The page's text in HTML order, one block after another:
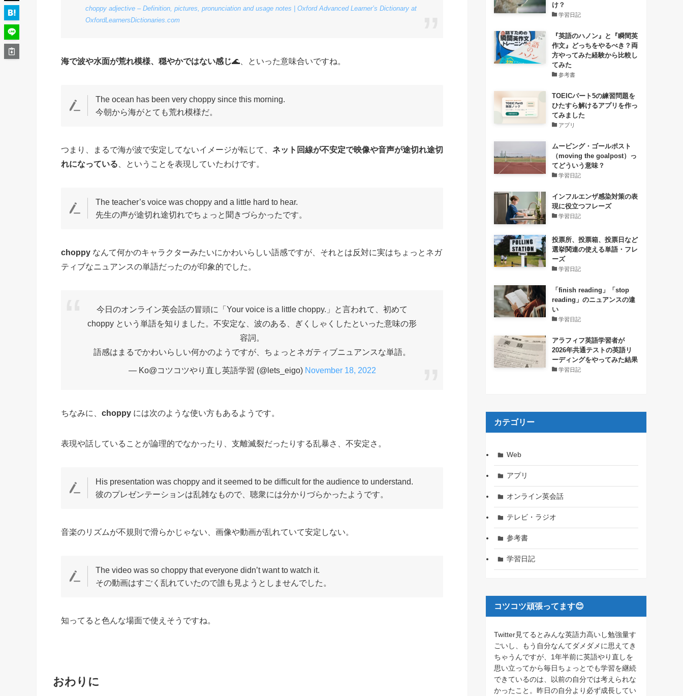
choppy adjective – Definition, pictures, pronunciation and usage notes | Oxford Advanced Learner’s Dictionary at
OxfordLearnersDictionaries.com
海で波や水面が荒れ模様、穏やかではない感じ🌊、といった意味合いですね。
The ocean has been very choppy since this morning.
今朝から海がとても荒れ模様だ。
つまり、まるで海が波で安定してないイメージが転じて、 ネット回線が不安定で映像や音声が途切れ途切
れになっている 、ということを表現していたわけです。
The teacher’s voice was choppy and a little hard to hear.
先生の声が途切れ途切れでちょっと聞きづらかったです。
choppy なんて何かのキャラクターみたいにかわいらしい語感ですが、それとは反対に実はちょっとネガ
ティブなニュアンスの単語だったのが印象的でした。
今日のオンライン英会話の冒頭に「Your voice is a little choppy.」と言われて、初めて
choppy という単語を知りました。不安定な、波のある、ぎくしゃくしたといった意味の形
容詞。
語感はまるでかわいらしい何かのようですが、ちょっとネガティブニュアンスな単語。
— Ko@コツコツやり直し英語学習 (@lets_eigo) November 18, 2022
ちなみに、 choppy には次のような使い方もあるようです。
表現や話していることが論理的でなかったり、支離滅裂だったりする乱暴さ、不安定さ。
His presentation was choppy and it seemed to be difficult for the audience to understand.
彼のプレゼンテーションは乱雑なもので、聴衆には分かりづらかったようです。
音楽のリズムが不規則で滑らかじゃない、画像や動画が乱れていて安定しない。
The video was so choppy that everyone didn’t want to watch it.
その動画はすごく乱れていたので誰も見ようとしませんでした。
知ってると色んな場面で使えそうですね。
おわりに
け？
学習日記
『英語のハノン』と『瞬間英
作文』どっちをやるべき？両
方やってみた経験から比較し
てみた
参考書
TOEICパート5の練習問題を
ひたすら解けるアプリを作っ
てみました
アプリ
ムービング・ゴールポスト
（moving the goalpost）っ
てどういう意味？
学習日記
インフルエンザ感染対策の表
現に役立つフレーズ
学習日記
投票所、投票箱、投票日など
選挙関連の使える単語・フレ
ーズ
学習日記
「finish reading」「stop
reading」のニュアンスの違
い
学習日記
アラフィフ英語学習者が
2026年共通テストの英語リ
ーディングをやってみた結果
学習日記
カテゴリー
Web
アプリ
オンライン英会話
テレビ・ラジオ
参考書
学習日記
コツコツ頑張ってます😊
Twitter見てるとみんな英語力高いし勉強量す
ごいし、もう自分なんてダメダメに思えてき
ちゃうんですが、1年半前に英語やり直しを
思い立ってから毎日ちょっとでも学習を継続
できているのは、以前の自分では考えられな
かったこと。昨日の自分より必ず成長してい